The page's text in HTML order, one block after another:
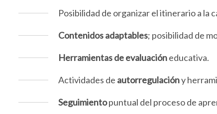
Posibilidad de organizar el itinerario a la
Contenidos adaptables; posibilidad de
Herramientas de evaluacióneducativa.
Actividades de autorregulacióny
Seguimientopuntual del proceso de